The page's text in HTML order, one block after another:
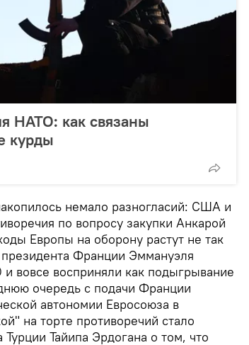
НАТО: как связаны
курды
немало разногласий: США и
по вопросу закупки Анкарой
Европы на оборону растут не так
Франции Эммануэля
вовсе восприняли как подыгрывание
очередь с подачи Франции
автономии Евросоюза в
на торте противоречий стало
Тайипа Эрдогана о том, что